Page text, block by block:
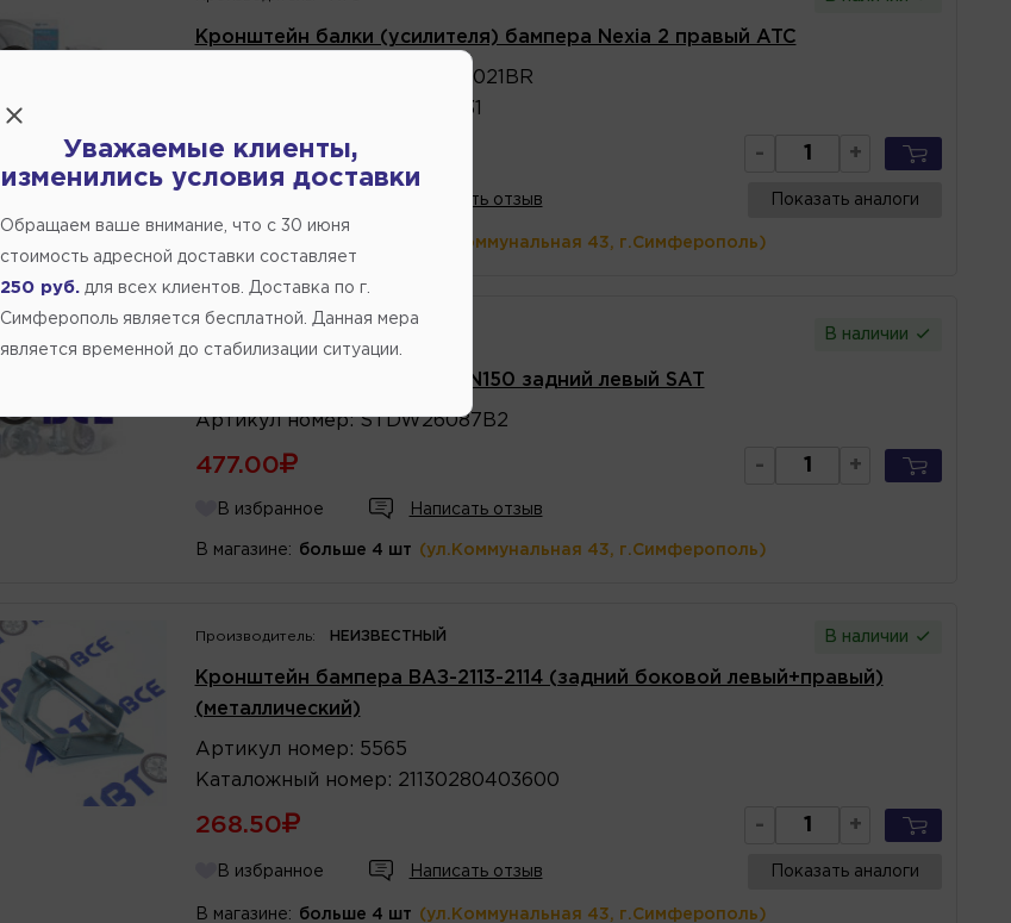
Кронштейн балки (усилителя) бампера Nexia 2 правый ATC
JH01NEX08021BR
S3031231
312.75 - +
Написать отзыв Показать аналоги
(ул.Коммунальная 43, г.Симферополь)
В наличии
Кронштейн бампера Nexia N150 задний левый SAT
Артикулномер:STDW26087B2
477.00 - +
В избранное Написать отзыв
В магазине: больше 4 шт (ул.Коммунальная 43, г.Симферополь)
Производитель: НЕИЗВЕСТНЫЙ В наличии
Кронштейн бампера ВАЗ-2113-2114 (задний боковой левый+правый)
(металлический)
Артикул номер : 5565
Каталожный номер : 21130280403600
268.50 - +
В избранное Написать отзыв Показать аналоги
В магазине: больше 4 шт (ул.Коммунальная 43, г.Симферополь)
Уважаемые клиенты,
изменились условия доставки
Обращаем ваше внимание, что c 30 июня
стоимость адресной доставки составляет
250 руб. для всех клиентов. Доставка по г.
Симферополь является бесплатной. Данная мера
является временной до стабилизации ситуации.